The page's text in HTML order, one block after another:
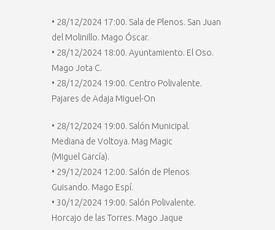
• 28/12/2024 17:00. Sala de Plenos. San Juan
del Molinillo. Mago Óscar.
• 28/12/2024 18:00. Ayuntamiento. El Oso.
Mago Jota C.
• 28/12/2024 19:00. Centro Polivalente.
Pajares de Adaja Miguel-On
• 28/12/2024 19:00. Salón Municipal.
Mediana de Voltoya. Mag Magic
(Miguel García).
• 29/12/2024 12:00. Salón de Plenos
Guisando. Mago Espí.
• 30/12/2024 19:00. Salón Polivalente.
Horcajo de las Torres. Mago Jaque